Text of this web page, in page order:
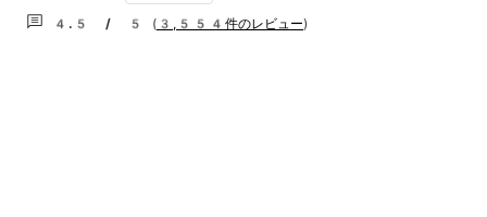
4.5 / 5 ( 3,554件のレビュー)